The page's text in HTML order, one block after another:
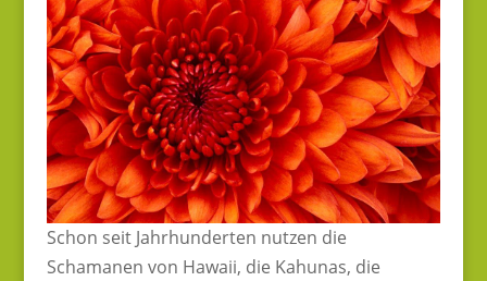
Schon seit Jahrhunderten nutzen die
Schamanen von Hawaii, die Kahunas, die